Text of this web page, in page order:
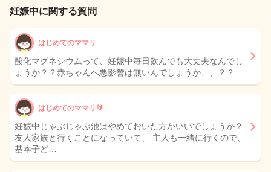
妊娠中に関する質問
はじめてのママリ
酸化マグネシウムって、妊娠中毎日飲んでも大丈夫なんでし
ょうか？？赤ちゃんへ悪影響は無いんでしょうか、、？？
はじめてのママリ🔰
妊娠中じゃぶじゃぶ池はやめておいた方がいいでしょうか？
友人家族と行くことになっていて、 主人も一緒に行くので、
基本子ど…